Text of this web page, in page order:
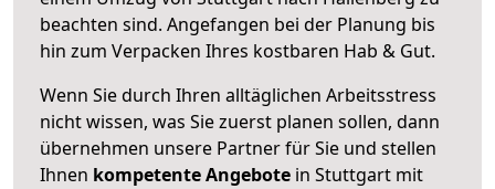
beachten sind. Angefangen bei der Planung bis
hin zum Verpacken Ihres kostbaren Hab & Gut.
Wenn Sie durch Ihren alltäglichen Arbeitsstress
nicht wissen, was Sie zuerst planen sollen, dann
übernehmen unsere Partner für Sie und stellen
Ihnen kompetente Angebote in Stuttgart mit